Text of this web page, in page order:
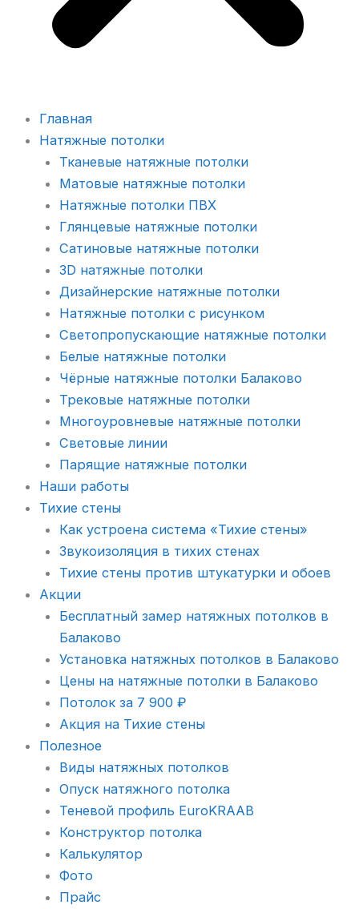
Главная
Натяжные потолки
Тканевые натяжные потолки
Матовые натяжные потолки
Натяжные потолки ПВХ
Глянцевые натяжные потолки
Сатиновые натяжные потолки
3D натяжные потолки
Дизайнерские натяжные потолки
Натяжные потолки с рисунком
Светопропускающие натяжные потолки
Белые натяжные потолки
Чёрные натяжные потолки Балаково
Трековые натяжные потолки
Многоуровневые натяжные потолки
Световые линии
Парящие натяжные потолки
Наши работы
Тихие стены
Как устроена система «Тихие стены»
Звукоизоляция в тихих стенах
Тихие стены против штукатурки и обоев
Акции
Бесплатный замер натяжных потолков в
Балаково
Установка натяжных потолков в Балаково
Цены на натяжные потолки в Балаково
Потолок за 7 900 ₽
Акция на Тихие стены
Полезное
Виды натяжных потолков
Опуск натяжного потолка
Теневой профиль EuroKRAAB
Конструктор потолка
Калькулятор
Фото
Прайс